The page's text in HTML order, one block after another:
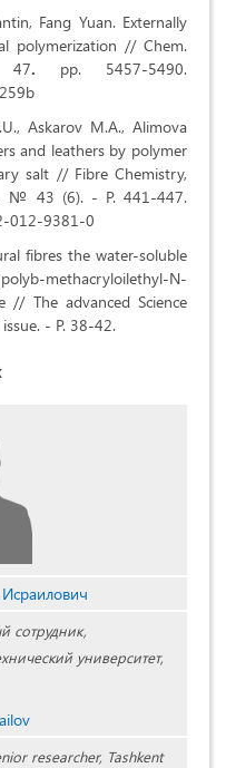
Fang Yuan. Externally
polymerization // Chem.
. рр. 5457-5490.
Askarov M.A., Alimova
and leathers by polymer
salt // Fibre Chemistry,
№ 43 (6). - P. 441-447.
012-9381-0
fibres the water-soluble
methacryloilethyl-N-
// The advanced Science
- P. 38-42.
сотрудник,
университет,
researcher, Tashkent